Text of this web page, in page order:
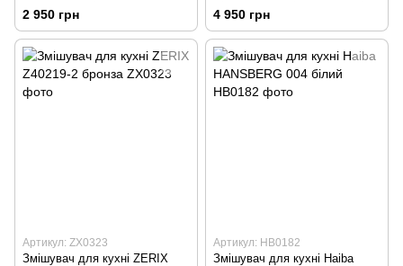
2 950 грн
чорний
4 950 грн
Артикул: ZX0323
Змішувач для кухні ZERIX
Артикул: HB0182
Змішувач для кухні Haiba